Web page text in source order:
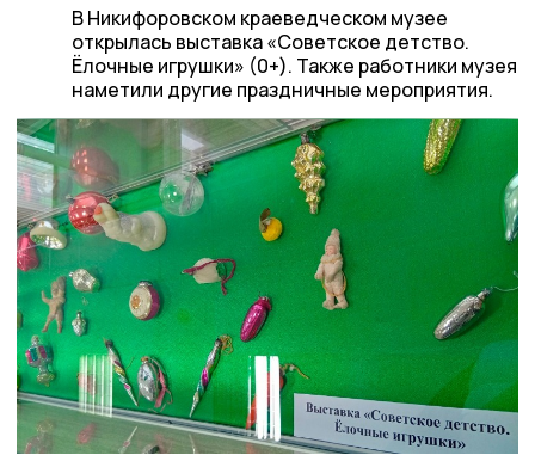
В Никифоровском краеведческом музее
открылась выставка «Советское детство.
Ёлочные игрушки» (0+). Также работники музея
наметили другие праздничные мероприятия.